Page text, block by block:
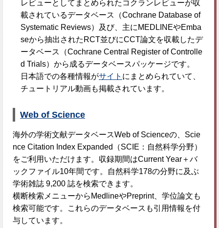
レビューとしてまとめられたコクランレビューが収
載されているデータベース（Cochrane Database of
Systematic Reviews）及び、主にMEDLINEやEmba
seから抽出されたRCT並びにCCT論文を収載したデ
ータベース（Cochrane Central Register of Controlle
d Trials）から成るデータベースパッケージです。
日本語での各種情報がサイト にまとめられていて、
チュートリアル動画も掲載されています。
Web of Science
海外の学術文献データベースWeb of Scienceの、Scie
nce Citation Index Expanded（SCIE：自然科学分野）
をご利用いただけます。収録期間はCurrent Year＋バ
ックファイル10年間です。自然科学178の分野に及ぶ
学術雑誌 9,200 誌を検索できます。
横断検索メニューからMedlineやPreprint、学位論文も
検索可能です。これらのデータベースも引用情報を付
与しています。